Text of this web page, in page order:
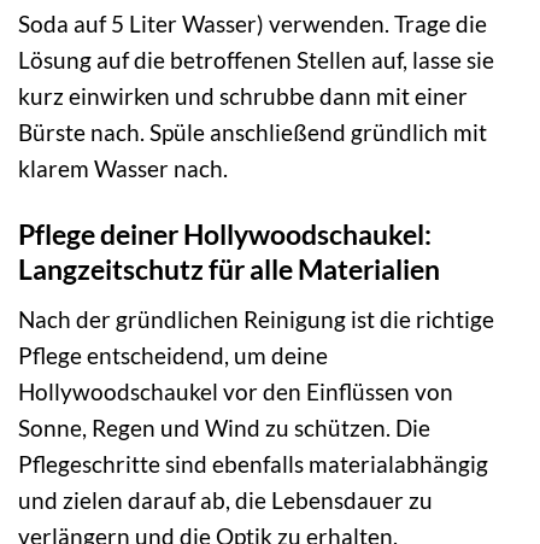
Soda auf 5 Liter Wasser) verwenden. Trage die
Lösung auf die betroffenen Stellen auf, lasse sie
kurz einwirken und schrubbe dann mit einer
Bürste nach. Spüle anschließend gründlich mit
klarem Wasser nach.
Pflege deiner Hollywoodschaukel:
Langzeitschutz für alle Materialien
Nach der gründlichen Reinigung ist die richtige
Pflege entscheidend, um deine
Hollywoodschaukel vor den Einflüssen von
Sonne, Regen und Wind zu schützen. Die
Pflegeschritte sind ebenfalls materialabhängig
und zielen darauf ab, die Lebensdauer zu
verlängern und die Optik zu erhalten.